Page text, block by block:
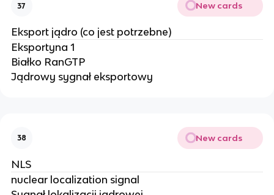
37 New cards
Eksport jądro (co jest potrzebne)
Eksportyna 1
Białko RanGTP
Jądrowy sygnał eksportowy
38 New cards
NLS
nuclear localization signal